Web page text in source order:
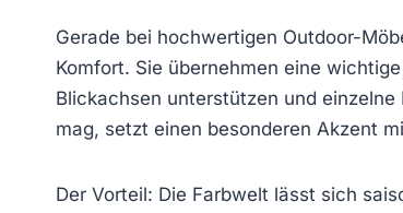
Gerade bei hochwertigen Outdoor-
Komfort. Sie übernehmen eine
Blickachsen unterstützen und
mag, setzt einen besonderen Akzent
Der Vorteil: Die Farbwelt lässt sich